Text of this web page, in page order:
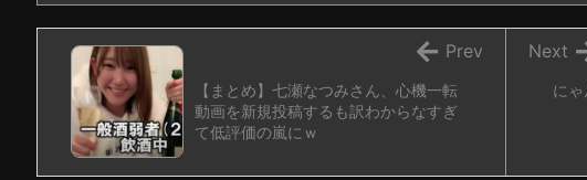
に
Next
【まとめ】七瀬なつみさん、心機一転
動画を新規投稿するも訳わからなすぎ
て低評価の嵐にｗ
Prev